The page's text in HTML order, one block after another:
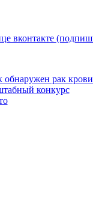
вконтакте
рак
конкурс